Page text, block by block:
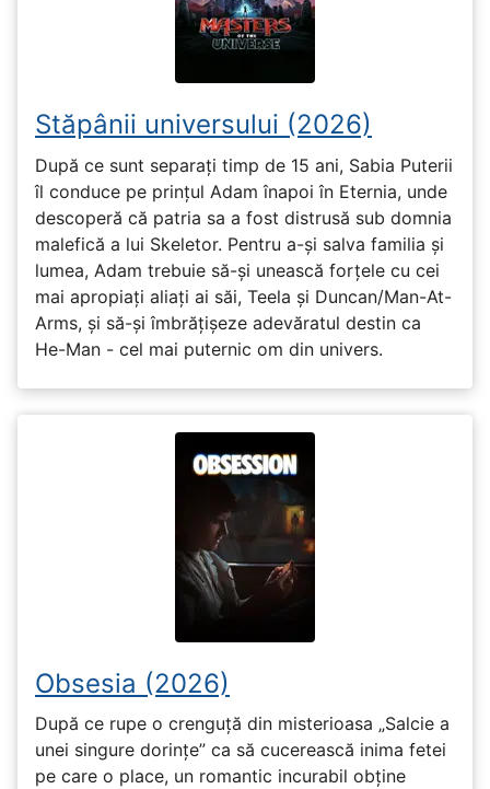
Stăpânii universului (2026)
După ce sunt separați timp de 15 ani, Sabia Puterii
îl conduce pe prințul Adam înapoi în Eternia, unde
descoperă că patria sa a fost distrusă sub domnia
malefică a lui Skeletor. Pentru a-și salva familia și
lumea, Adam trebuie să-și unească forțele cu cei
mai apropiați aliați ai săi, Teela și Duncan/Man-At-
Arms, și să-și îmbrățișeze adevăratul destin ca
He-Man - cel mai puternic om din univers.
Obsesia (2026)
După ce rupe o crenguță din misterioasa „Salcie a
unei singure dorințe” ca să cucerească inima fetei
pe care o place, un romantic incurabil obține